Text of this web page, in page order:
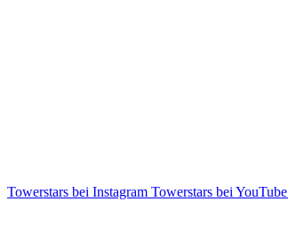
Towerstars bei Instagram Towerstars bei YouTube